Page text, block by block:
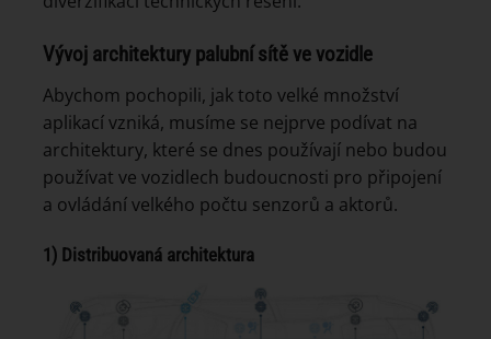
Vývoj architektury palubní sítě ve vozidle
Abychom pochopili, jak toto velké množství
aplikací vzniká, musíme se nejprve podívat na
architektury, které se dnes používají nebo budou
používat ve vozidlech budoucnosti pro připojení
a ovládání velkého počtu senzorů a aktorů.
1) Distribuovaná architektura